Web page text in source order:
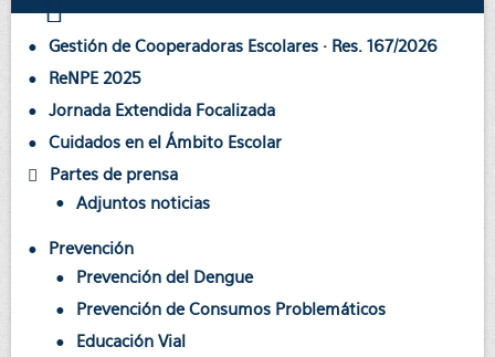
Gestión de Cooperadoras Escolares · Res. 167/2026
ReNPE 2025
Jornada Extendida Focalizada
Cuidados en el Ámbito Escolar
Partes de prensa
Adjuntos noticias
Prevención
Prevención del Dengue
Prevención de Consumos Problemáticos
Educación Vial